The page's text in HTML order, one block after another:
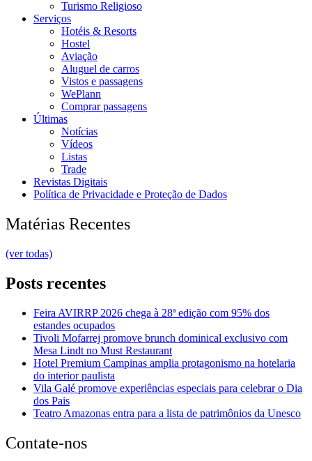
Turismo Religioso
Serviços
Hotéis & Resorts
Hostel
Aviação
Aluguel de carros
Vistos e passagens
WePlann
Comprar passagens
Últimas
Notícias
Vídeos
Listas
Trade
Revistas Digitais
Política de Privacidade e Proteção de Dados
Matérias Recentes
(ver todas)
Posts recentes
Feira AVIRRP 2026 chega à 28ª edição com 95% dos
estandes ocupados
Tivoli Mofarrej promove brunch dominical exclusivo com
Mesa Lindt no Must Restaurant
Hotel Premium Campinas amplia protagonismo na hotelaria
do interior paulista
Vila Galé promove experiências especiais para celebrar o Dia
dos Pais
Teatro Amazonas entra para a lista de patrimônios da Unesco
Contate-nos